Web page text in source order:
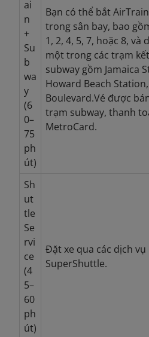
ai
n
+
Su
b
wa
y
(6
0–
75
ph
út)
Bạn có thể bắt
trong sân bay, bao
1, 2, 4, 5, 7, hoặc 8, và
một trong các trạm
subway gồm Jamaica
Howard Beach
Boulevard.Vé được
trạm subway, thanh
MetroCard.
Sh
ut
tle
Se
rvi
ce
(4
5–
60
ph
út)
Đặt xe qua các dịch
SuperShuttle.